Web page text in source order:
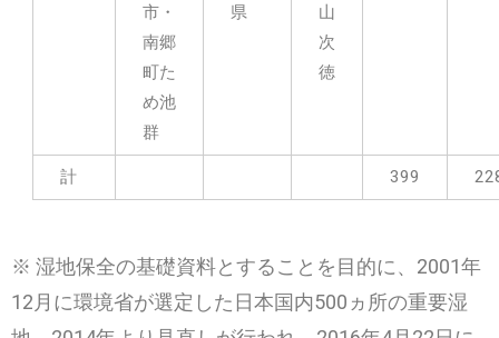
市・
南郷
町た
め池
群
県
山
次
徳
計 399
※ 湿地保全の基礎資料とすることを目的に、2001年
12月に環境省が選定した日本国内500ヵ所の重要湿